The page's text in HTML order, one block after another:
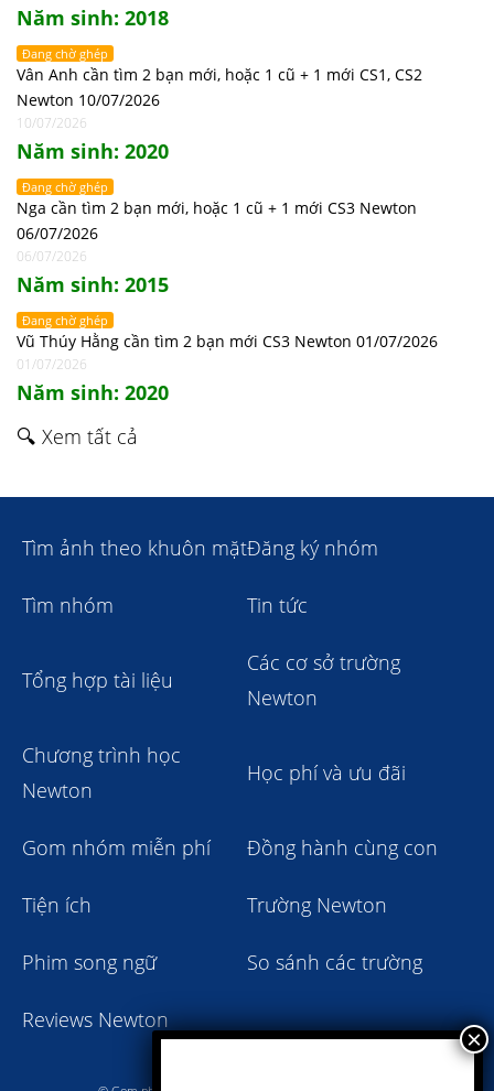
Năm sinh: 2018
Đang chờ ghép
Vân Anh cần tìm 2 bạn mới, hoặc 1 cũ + 1 mới CS1, CS2
Newton 10/07/2026
10/07/2026
Năm sinh: 2020
Đang chờ ghép
Nga cần tìm 2 bạn mới, hoặc 1 cũ + 1 mới CS3 Newton
06/07/2026
06/07/2026
Năm sinh: 2015
Đang chờ ghép
Vũ Thúy Hằng cần tìm 2 bạn mới CS3 Newton 01/07/2026
01/07/2026
Năm sinh: 2020
🔍 Xem tất cả
Tìm ảnh theo khuôn mặtĐăng ký nhóm
Tìm nhóm Tin tức
Tổng hợp tài liệu
Các cơ sở trường
Newton
Chương trình học
Newton
Học phí và ưu đãi
Gom nhóm miễn phí Đồng hành cùng con
Tiện ích Trường Newton
Phim song ngữ So sánh các trường
Reviews Newton